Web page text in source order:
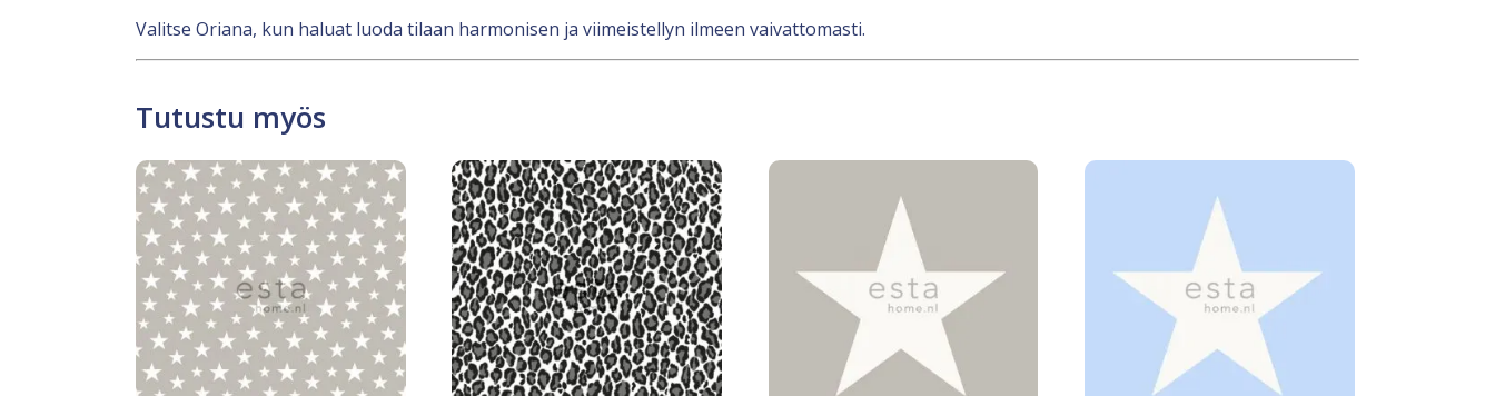
Valitse Oriana, kun haluat luoda tilaan harmonisen ja viimeistellyn ilmeen vaivattomasti.
Tutustu myös